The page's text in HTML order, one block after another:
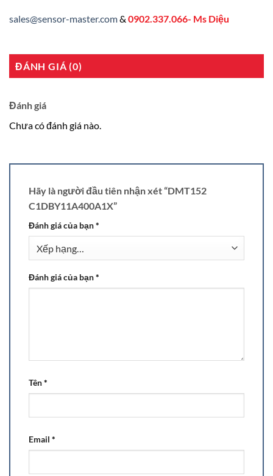
sales@sensor-master.com& 0902.337.066- Ms Diệu
ĐÁNH GIÁ (0)
Đánh giá
Chưa có đánh giá nào.
Hãy là người đầu tiên nhận xét “DMT152
C1DBY11A400A1X”
Đánh giá của bạn*
Đánh giá của bạn*
Tên*
Email *